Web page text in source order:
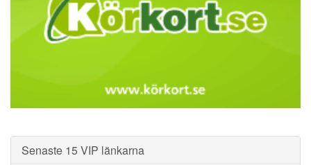
Senaste 15 VIP länkarna